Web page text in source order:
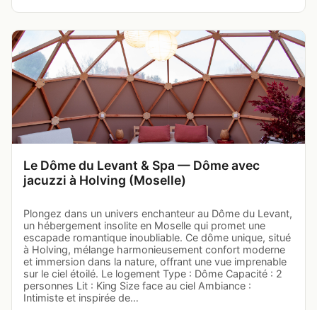
Le Dôme du Levant & Spa — Dôme avec
jacuzzi à Holving (Moselle)
Plongez dans un univers enchanteur au Dôme du Levant,
un hébergement insolite en Moselle qui promet une
escapade romantique inoubliable. Ce dôme unique, situé
à Holving, mélange harmonieusement confort moderne
et immersion dans la nature, offrant une vue imprenable
sur le ciel étoilé. Le logement Type : Dôme Capacité : 2
personnes Lit : King Size face au ciel Ambiance :
Intimiste et inspirée de…